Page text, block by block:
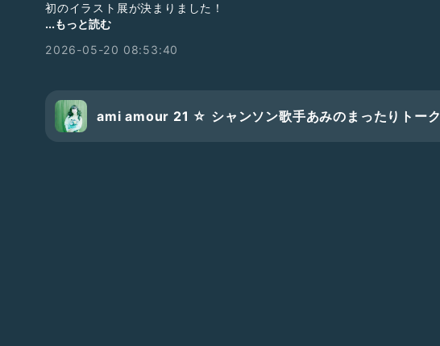
初のイラスト展が決まりました！
お力添えで実現することに♡
大きな夢のひとつでしたので
とても嬉しいです
...もっと読む
2026-05-20 08:53:40
ami amour 21 ☆ シャンソン歌手あみのまったりトーク